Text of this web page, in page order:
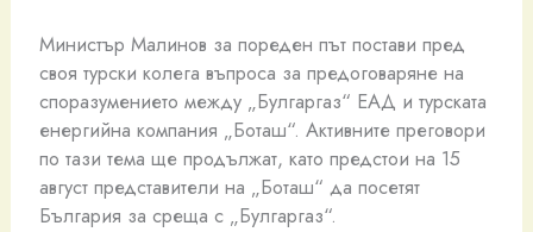
Министър Малинов за пореден път постави пред
своя турски колега въпроса за предоговаряне на
споразумението между „Булгаргаз“ ЕАД и турската
енергийна компания „Боташ“. Активните преговори
по тази тема ще продължат, като предстои на 15
август представители на „Боташ“ да посетят
България за среща с „Булгаргаз“.